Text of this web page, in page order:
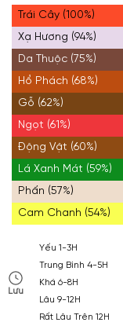
Trái Cây (100%)
Xạ Hương (94%)
Da Thuộc (75%)
Hổ Phách (68%)
Gỗ (62%)
Ngọt (61%)
Động Vật (60%)
Lá Xanh Mát (59%)
Phấn (57%)
Cam Chanh (54%)
Lưu
Yếu 1-3H
Trung Bình 4-5H
Khá 6-8H
Lâu 9-12H
Rất Lâu Trên 12H